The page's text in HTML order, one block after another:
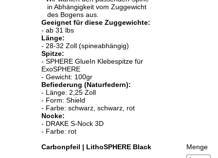
in Abhängigkeit vom Zuggewicht
des Bogens aus.
Geeignet für diese Zuggewichte:
- ab 31 lbs
Länge:
- 28-32 Zoll (spineabhängig)
Spitze:
- SPHERE GlueIn Klebespitze für
ExoSPHERE
- Gewicht: 100gr
Befiederung (Naturfedern):
- Länge: 2,25 Zoll
- Form: Shield
- Farbe: schwarz, schwarz, rot
Nocke:
- DRAKE S-Nock 3D
- Farbe: rot
Carbonpfeil | LithoSPHERE Black
Menge